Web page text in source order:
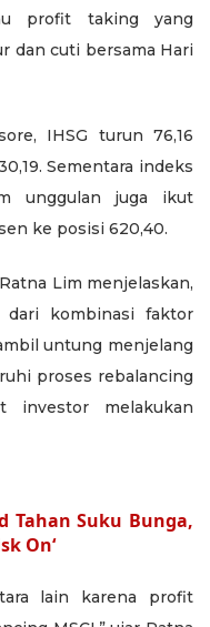
profit taking yang
dan cuti bersama Hari
IHSG turun 76,16
Sementara indeks
unggulan juga ikut
ke posisi 620,40.
Lim menjelaskan,
dari kombinasi faktor
untung menjelang
proses rebalancing
investor melakukan
Tahan Suku Bunga,
On‘
lain karena profit